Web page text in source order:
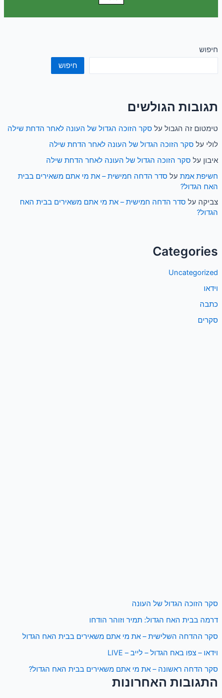
חיפוש
חיפוש
תגובות הגולשים
טימטום זה הגבולעלסקר הזוכה הגדול של העונה לאחר הדחת שילה
לוליעלסקר הזוכה הגדול של העונה לאחר הדחת שילה
איבוןעלסקר הזוכה הגדול של העונה לאחר הדחת שילה
חשיפת אמתעלסדר הדחה חמישית – את מי אתם משאירים בבית
האח הגדול?
צביקהעלסדר הדחה חמישית – את מי אתם משאירים בבית האח
הגדול?
Categories
Uncategorized
וידאו
כתבה
סקרים
סקר הזוכה הגדול של העונה
דרמה בבית האח הגדול: תמיר וזוהר הודחו
סקר ההדחה השלישית – את מי אתם משאירים בבית האח הגדול
וידאו – צפו באח הגדול – לייב – LIVE
סקר הדחה ראשונה – את מי אתם משאירים בבית האח הגדול?
התגובות האחרונות